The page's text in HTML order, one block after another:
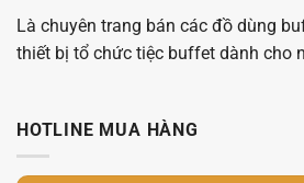
Là chuyên trang bán các đồ dùng
thiết bị tổ chức tiệc buffet dành cho
HOTLINE MUA HÀNG